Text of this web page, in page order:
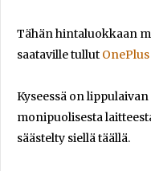
Tähän hintaluokkaan
saataville tullut OnePlus
Kyseessä on
monipuolisesta
säästelty siellä täällä.